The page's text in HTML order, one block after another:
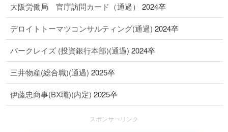
大阪労働局 官庁訪問カード（通過） 2024卒
デロイトトーマツコンサルティング(通過) 2024卒
バークレイズ (投資銀行本部)(通過) 2024卒
三井物産(総合職)(通過) 2025卒
伊藤忠商事(BX職)(内定) 2025卒
スポンサーリンク